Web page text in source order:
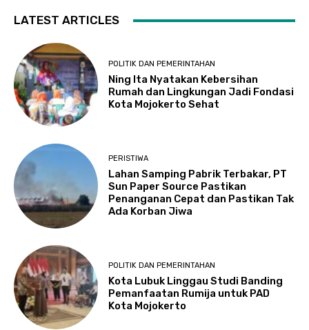
LATEST ARTICLES
POLITIK DAN PEMERINTAHAN
Ning Ita Nyatakan Kebersihan
Rumah dan Lingkungan Jadi Fondasi
Kota Mojokerto Sehat
PERISTIWA
Lahan Samping Pabrik Terbakar, PT
Sun Paper Source Pastikan
Penanganan Cepat dan Pastikan Tak
Ada Korban Jiwa
POLITIK DAN PEMERINTAHAN
Kota Lubuk Linggau Studi Banding
Pemanfaatan Rumija untuk PAD
Kota Mojokerto